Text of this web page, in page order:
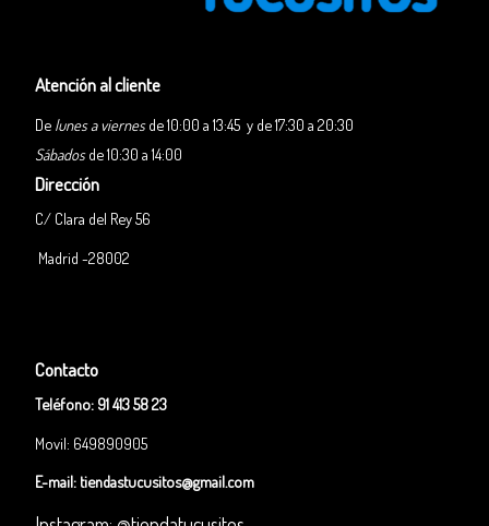
Atención al cliente
De lunes a viernesde 10:00 a 13:45 y de 17:30 a 20:30
Sábadosde 10:30 a 14:00
Dirección
C/ Clara del Rey 56
Madrid -28002
Contacto
Teléfono: 91 413 58 23
Movil: 649890905
E-mail: tiendastucusitos@gmail.com